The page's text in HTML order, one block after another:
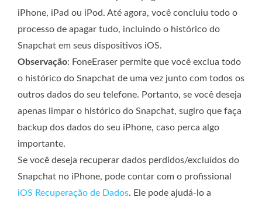
iPhone, iPad ou iPod. Até agora, você concluiu todo o
processo de apagar tudo, incluindo o histórico do
Snapchat em seus dispositivos iOS.
Observação: FoneEraser permite que você exclua todo
o histórico do Snapchat de uma vez junto com todos os
outros dados do seu telefone. Portanto, se você deseja
apenas limpar o histórico do Snapchat, sugiro que faça
backup dos dados do seu iPhone, caso perca algo
importante.
Se você deseja recuperar dados perdidos/excluídos do
Snapchat no iPhone, pode contar com o profissional
iOS Recuperação de Dados. Ele pode ajudá-lo a